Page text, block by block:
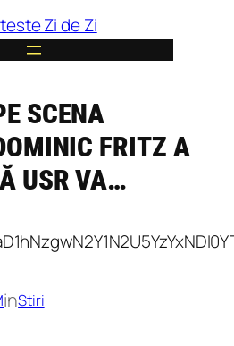
SCENA
FRITZ A
USR VA…
inStiri